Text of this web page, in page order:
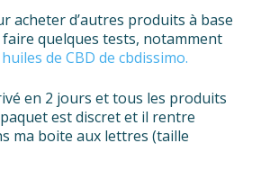
acheter d’autres produits à base
quelques tests, notamment
huiles de CBD de cbdissimo.
en 2 jours et tous les produits
est discret et il rentre
ma boite aux lettres (taille